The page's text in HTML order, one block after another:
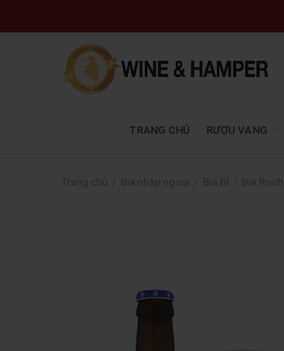
TRANG CHỦ RƯỢU VANG